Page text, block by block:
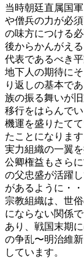
当時朝廷直属国
や僧兵の力が必
の味方につける
後からかんがえ
代表であるべき
地下人の期待に
り返しの基本で
族の振る舞いが
移行をはらんで
機運を盛りたて
たことになります
実力組織の一翼
公卿権益もさら
の父忠盛が活躍
があるように・・
宗教組織は、世
にならない関係
あり、戦国末期
の争乱〜明治維
しています。